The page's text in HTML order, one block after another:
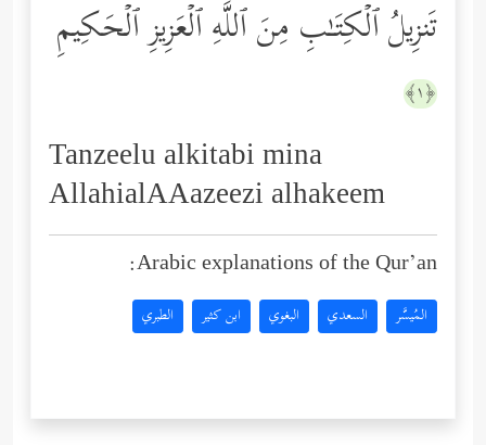
تَنزِیلُ ٱلۡكِتَـٰبِ مِنَ ٱللَّهِ ٱلۡعَزِیزِ ٱلۡحَكِیمِ
﴿١﴾
Tanzeelu alkitabi mina
AllahialAAazeezi alhakeem
Arabic explanations of the Qur’an:
المُيسَّر السعدي البغوي ابن كثير الطبري